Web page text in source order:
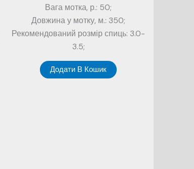
Вага мотка, р.: 50;
Довжина у мотку, м.: 350;
Рекомендований розмір спиць: 3.0-
3.5;
Додати В Кошик